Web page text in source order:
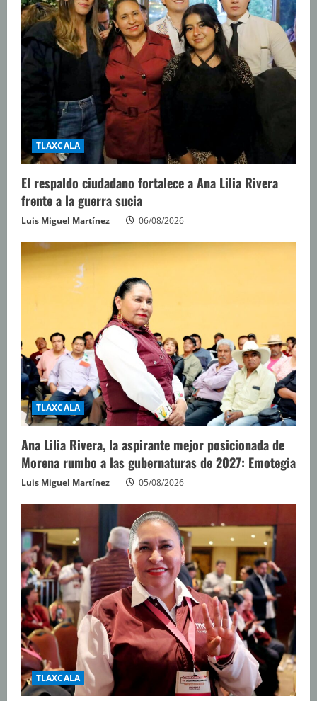
n
d
o
TLAXCALA
El respaldo ciudadano fortalece a Ana Lilia Rivera
frente a la guerra sucia
Luis Miguel Martínez 06/08/2026
TLAXCALA
Ana Lilia Rivera, la aspirante mejor posicionada de
Morena rumbo a las gubernaturas de 2027: Emotegia
Luis Miguel Martínez 05/08/2026
TLAXCALA